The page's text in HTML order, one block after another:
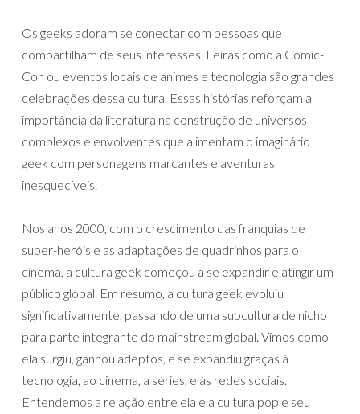
Os geeks adoram se conectar com pessoas que
compartilham de seus interesses. Feiras como a Comic-
Con ou eventos locais de animes e tecnologia são grandes
celebrações dessa cultura. Essas histórias reforçam a
importância da literatura na construção de universos
complexos e envolventes que alimentam o imaginário
geek com personagens marcantes e aventuras
inesquecíveis.
Nos anos 2000, com o crescimento das franquias de
super-heróis e as adaptações de quadrinhos para o
cinema, a cultura geek começou a se expandir e atingir um
público global. Em resumo, a cultura geek evoluiu
significativamente, passando de uma subcultura de nicho
para parte integrante do mainstream global. Vimos como
ela surgiu, ganhou adeptos, e se expandiu graças à
tecnologia, ao cinema, a séries, e às redes sociais.
Entendemos a relação entre ela e a cultura pop e seu